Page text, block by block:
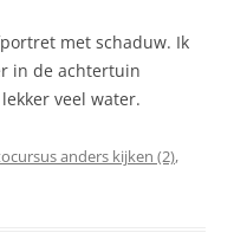
met schaduw. Ik
in de achtertuin
veel water.
anders kijken (2),